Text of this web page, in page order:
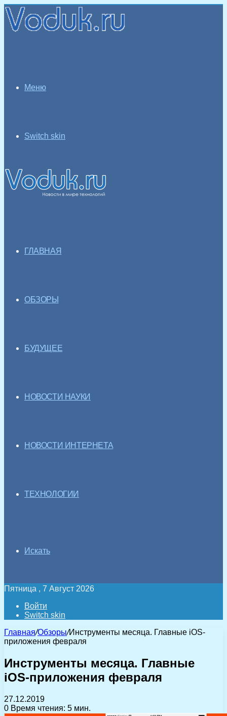
Меню
Switch skin
ГЛАВНАЯ
ОБЗОРЫ
БУДУЩЕЕ
НОВОСТИ НАУКИ
НОВОСТИ ИНТЕРНЕТА
ТЕХНОЛОГИИ
Искать
Пятница , 7 Август 2026
Войти
Switch skin
Главная/Обзоры/Инструменты месяца. Главные iOS-
приложения февраля
Инструменты месяца. Главные
iOS-приложения февраля
27.12.2019
0 Время чтения: 5 мин.